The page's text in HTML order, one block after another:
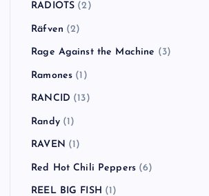
RADIOTS (2)
Räfven (2)
Rage Against the Machine (3)
Ramones (1)
RANCID (13)
Randy(1)
RAVEN (1)
Red Hot Chili Peppers (6)
REEL BIG FISH (1)